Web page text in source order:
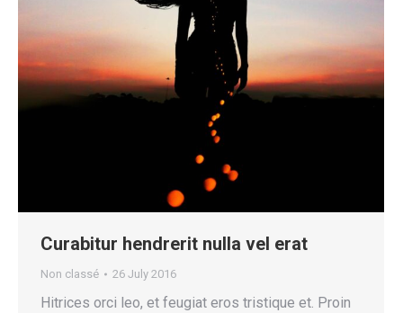
Curabitur hendrerit nulla vel erat
Non classé 26 July 2016
Hitrices orci leo, et feugiat eros tristique et. Proin